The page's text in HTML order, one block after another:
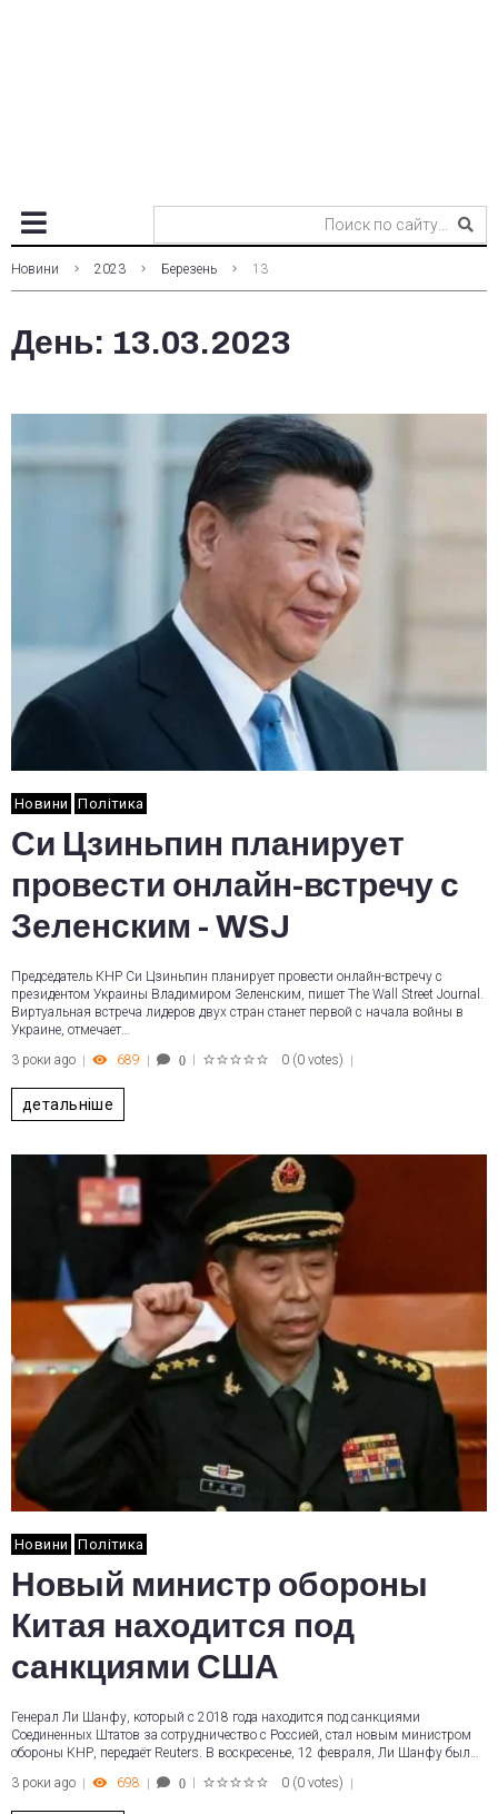
Новини 2023 Березень 13
День: 13.03.2023
Новини Політика
Си Цзиньпин планирует
провести онлайн-встречу с
Зеленским - WSJ
Председатель КНР Си Цзиньпин планирует провести онлайн-встречу с
президентом Украины Владимиром Зеленским, пишет The Wall Street Journal.
Виртуальная встреча лидеров двух стран станет первой с начала войны в
Украине, отмечает…
3 роки ago
689 0 0 (0 votes)
детальніше
Новини Політика
Новый министр обороны
Китая находится под
санкциями США
Генерал Ли Шанфу, который с 2018 года находится под санкциями
Соединенных Штатов за сотрудничество с Россией, стал новым министром
обороны КНР, передаёт Reuters. В воскресенье, 12 февраля, Ли Шанфу был…
3 роки ago
698 0 0 (0 votes)